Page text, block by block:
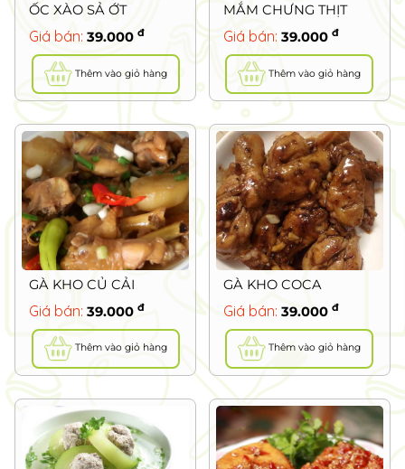
ỐC XÀO SẢ ỚT
Giá bán:39.000 đ
Thêm vào giỏ hàng
MẮM CHƯNG THỊT
Giá bán:39.000 đ
Thêm vào giỏ hàng
GÀ KHO CỦ CẢI
Giá bán:39.000 đ
Thêm vào giỏ hàng
GÀ KHO COCA
Giá bán:39.000 đ
Thêm vào giỏ hàng